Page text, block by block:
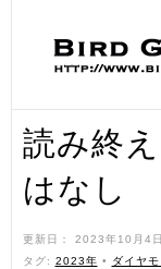
読み終
はなし
更新日： 2023年10月4
タグ: 2023年 • ダイヤ